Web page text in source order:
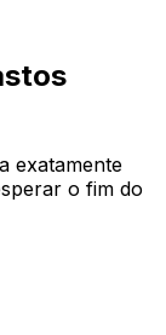
exatamente
o fim do